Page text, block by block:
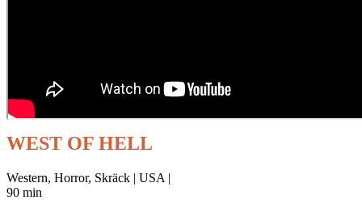
WEST OF HELL
Western, Horror, Skräck | USA |
90 min